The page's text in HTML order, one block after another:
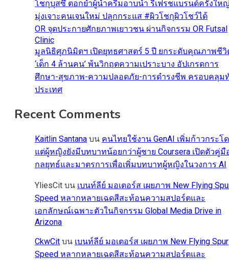
โชกุบุสซึ ตอกย้ำผู้นำครีมอาบน้ำ รีเฟรชแบรนด์ครั้งให
มุ่งเจาะคนเจนใหม่ ปลุกกระแส #ผิวโชกุผิวโชว์ได้
OR จุดประกายศักยภาพเยาวชน ผ่านกิจกรรม OR Futsal
Clinic
มูลนิธิศุภนิมิตฯ เปิดยุทธศาสตร์ 5 ปี ยกระดับคุณภาพชีวิ
‘เด็ก 4 ล้านคน’ พ้นวิกฤตความเปราะบาง อัปเกรดการ
ศึกษา-สุขภาพ-ความปลอดภัย-การดำรงชีพ ครอบคลุม
ประเทศ
Recent Comments
Kaitlin Santana บน คนไทยใช้งาน GenAI เพิ่มก้าวกระโ
แต่ผู้หญิงยังมีบทบาทน้อยกว่าผู้ชาย Coursera เปิดตัวคู่มื
กลยุทธ์และมาตรการเพื่อเพิ่มบทบาทผู้หญิงในวงการ AI
YliesCit บน เบนท์ลีย์ มอเตอร์ส เผยภาพ New Flying
Speed หลากหลายเฉดสีสะท้อนความสปอร์ตและ
เอกลักษณ์เฉพาะตัวในกิจกรรม Global Media Drive in
Arizona
CkwCit บน เบนท์ลีย์ มอเตอร์ส เผยภาพ New Flying Spur
Speed หลากหลายเฉดสีสะท้อนความสปอร์ตและ